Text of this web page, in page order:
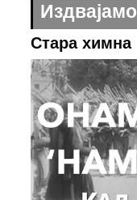
Издвајамо
Стара химна